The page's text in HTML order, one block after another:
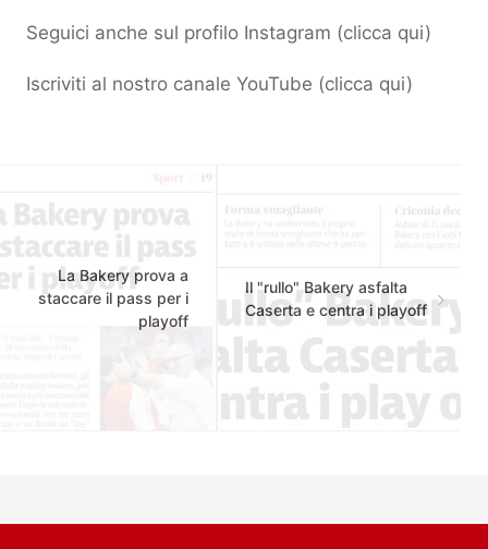
Seguici anche sul profilo Instagram (clicca qui)
Iscriviti al nostro canale YouTube (clicca qui)
La Bakery prova a
staccare il pass per i
playoff
Il "rullo" Bakery asfalta
Caserta e centra i playoff